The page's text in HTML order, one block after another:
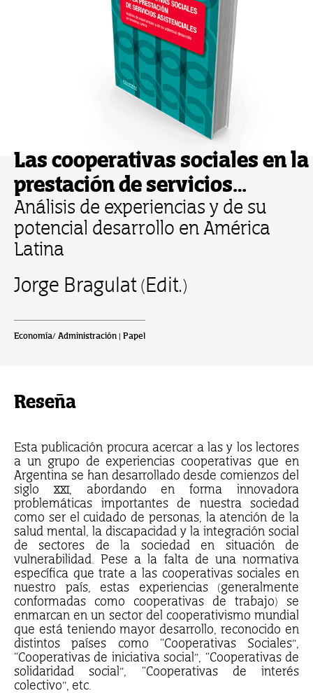
Las cooperativas sociales en la
prestación de servicios
asistenciales
Análisis de experiencias y de su
potencial desarrollo en América
Latina
Jorge Bragulat (Edit.)
Economía/ Administración | Papel
Reseña
Esta publicación procura acercar a las y los lectores
a un grupo de experiencias cooperativas que en
Argentina se han desarrollado desde comienzos del
siglo XXI, abordando en forma innovadora
problemáticas importantes de nuestra sociedad
como ser el cuidado de personas, la atención de la
salud mental, la discapacidad y la integración social
de sectores de la sociedad en situación de
vulnerabilidad.Pese a la falta de una normativa
específica que trate a las cooperativas sociales en
nuestro país, estas experiencias (generalmente
conformadas como cooperativas de trabajo) se
enmarcan en un sector del cooperativismo mundial
que está teniendo mayor desarrollo, reconocido en
distintos países como “Cooperativas Sociales”,
“Cooperativas de iniciativa social”, “Cooperativas de
solidaridad social”, “Cooperativas de interés
colectivo”, etc.